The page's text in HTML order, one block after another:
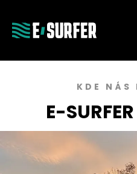
KDE NÁS
E-